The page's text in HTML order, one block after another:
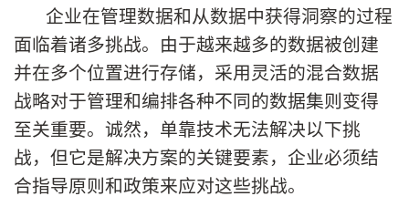
企业在管理数据和从数据中获得洞察的过程
面临着诸多挑战。由于越来越多的数据被创建
并在多个位置进行存储，采用灵活的混合数据
战略对于管理和编排各种不同的数据集则变得
至关重要。诚然，单靠技术无法解决以下挑
战，但它是解决方案的关键要素，企业必须结
合指导原则和政策来应对这些挑战。